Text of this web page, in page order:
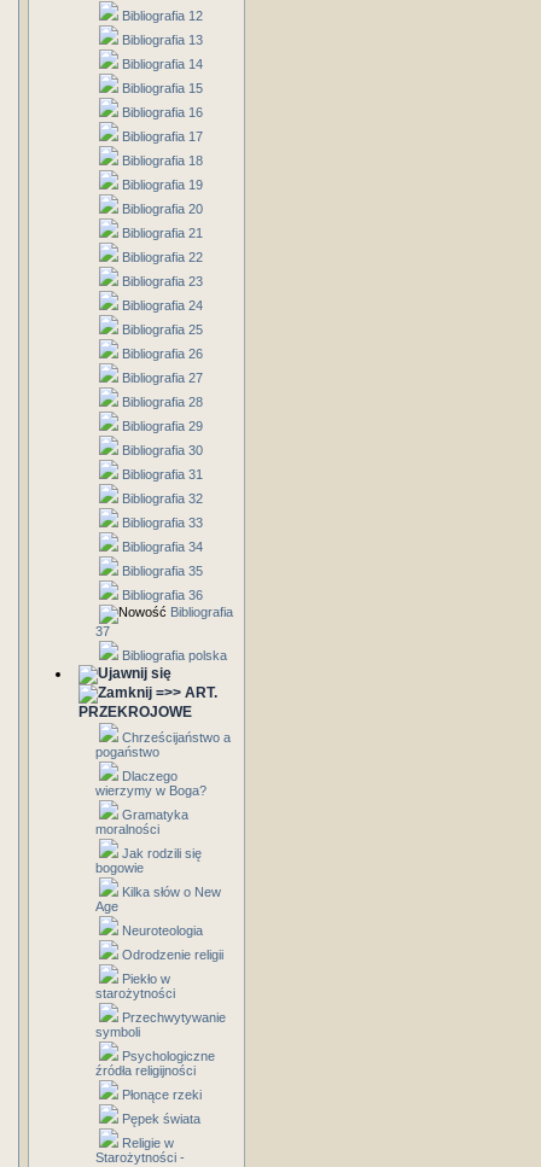
Bibliografia 12
Bibliografia 13
Bibliografia 14
Bibliografia 15
Bibliografia 16
Bibliografia 17
Bibliografia 18
Bibliografia 19
Bibliografia 20
Bibliografia 21
Bibliografia 22
Bibliografia 23
Bibliografia 24
Bibliografia 25
Bibliografia 26
Bibliografia 27
Bibliografia 28
Bibliografia 29
Bibliografia 30
Bibliografia 31
Bibliografia 32
Bibliografia 33
Bibliografia 34
Bibliografia 35
Bibliografia 36
Bibliografia
37
Bibliografia polska
=>> ART.
PRZEKROJOWE
Chrześcijaństwo a
pogaństwo
Dlaczego
wierzymy w Boga?
Gramatyka
moralności
Jak rodzili się
bogowie
Kilka słów o New
Age
Neuroteologia
Odrodzenie religii
Piekło w
starożytności
Przechwytywanie
symboli
Psychologiczne
źródła religijności
Płonące rzeki
Pępek świata
Religie w
Starożytności -